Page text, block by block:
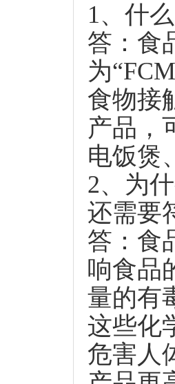
1、什
答：食
为
食物接
产品，
电饭煲
2、为
还需要
答：食
响食品
量的有
这些化
危害人